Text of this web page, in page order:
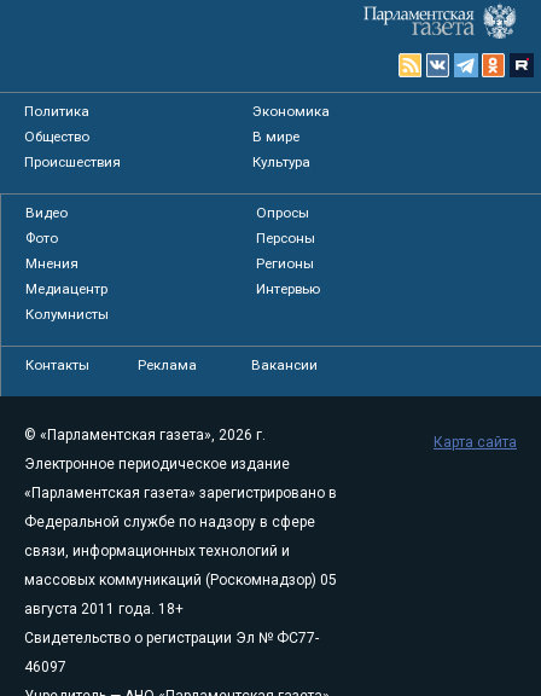
Политика
Экономика
Общество
В мире
Происшествия
Культура
Видео
Опросы
Фото
Персоны
Мнения
Регионы
Медиацентр
Интервью
Колумнисты
Контакты Реклама Вакансии
© «Парламентская газета», 2026 г.
Электронное периодическое издание
«Парламентская газета» зарегистрировано в
Федеральной службе по надзору в сфере
связи, информационных технологий и
массовых коммуникаций (Роскомнадзор) 05
августа 2011 года. 18+
Свидетельство о регистрации Эл № ФС77-
46097
Карта сайта